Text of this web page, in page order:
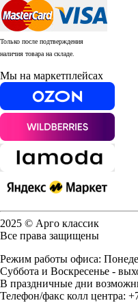
Только после подтверждения
наличия товара на складе.
Мы на маркетплейсах
2025 © Арго классик
Все права защищены
Режим работы офиса:
Суббота и Воскресенье -
В праздничные дни
Телефон/факс колл центра: